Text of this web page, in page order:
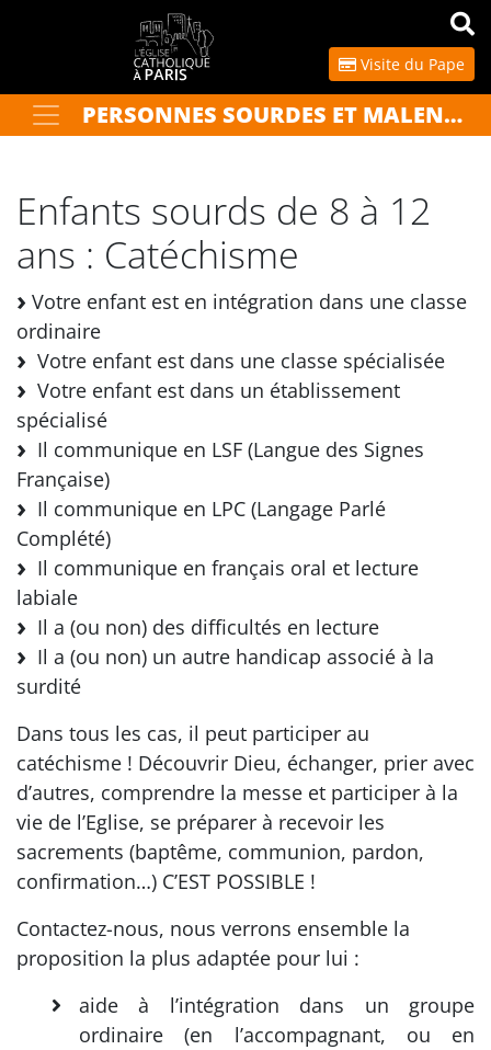
Visite du Pape
Votre recherche OKPERSONNES SOURDES ET MALENTENDANTES
Enfants sourds de 8 à 12
ans : Catéchisme
Votre enfant est en intégration dans une classe
ordinaire
Votre enfant est dans une classe spécialisée
Votre enfant est dans un établissement
spécialisé
Il communique en LSF (Langue des Signes
Française)
Il communique en LPC (Langage Parlé
Complété)
Il communique en français oral et lecture
labiale
Il a (ou non) des difficultés en lecture
Il a (ou non) un autre handicap associé à la
surdité
Dans tous les cas, il peut participer au
catéchisme ! Découvrir Dieu, échanger, prier avec
d’autres, comprendre la messe et participer à la
vie de l’Eglise, se préparer à recevoir les
sacrements (baptême, communion, pardon,
confirmation…) C’EST POSSIBLE !
Contactez-nous, nous verrons ensemble la
proposition la plus adaptée pour lui :
aide à l’intégration dans un groupe
ordinaire (en l’accompagnant, ou en
Panneau de gestion des cookies